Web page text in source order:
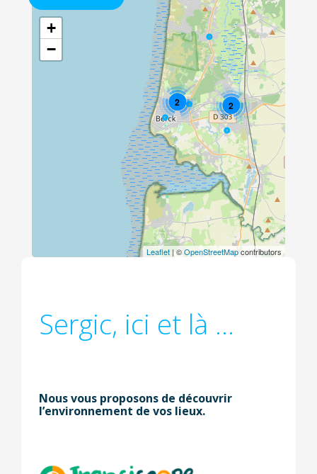
2
2
+
−
Leaflet | ©OpenStreetMapcontributors
Sergic, ici et là ...
Nous vous proposons de découvrir
l’environnement de vos lieux.